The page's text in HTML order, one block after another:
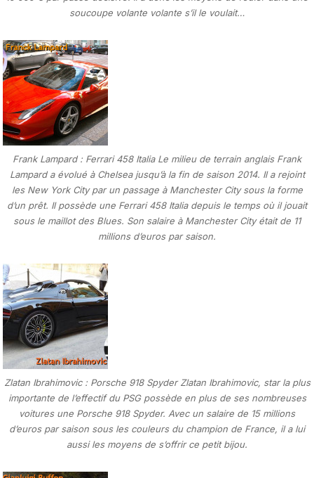
soucoupe volante volante s’il le voulait…
Frank Lampard : Ferrari 458 Italia Le milieu de terrain anglais Frank
Lampard a évolué à Chelsea jusqu’à la fin de saison 2014. Il a rejoint
les New York City par un passage à Manchester City sous la forme
d’un prêt. Il possède une Ferrari 458 Italia depuis le temps où il jouait
sous le maillot des Blues. Son salaire à Manchester City était de 11
millions d’euros par saison.
Zlatan Ibrahimovic : Porsche 918 Spyder Zlatan Ibrahimovic, star la plus
importante de l’effectif du PSG possède en plus de ses nombreuses
voitures une Porsche 918 Spyder. Avec un salaire de 15 millions
d’euros par saison sous les couleurs du champion de France, il a lui
aussi les moyens de s’offrir ce petit bijou.